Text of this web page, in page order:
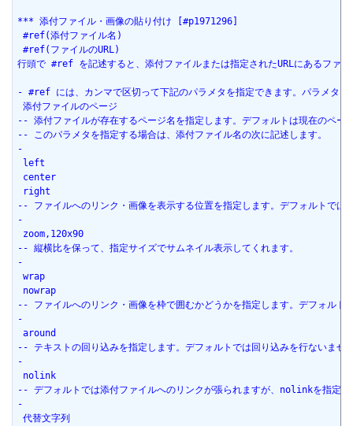
*** 添付ファイル・画像の貼り付け [#p1971296]
#ref(添付ファイル名)
#ref(ファイルのURL)
行頭で #ref を記述すると、添付ファイルまたは指定されたURLにあるファ
- #ref には、カンマで区切って下記のパラメタを指定できます。パラメタを
添付ファイルのページ
-- 添付ファイルが存在するページ名を指定します。デフォルトは現在のペー
-- このパラメタを指定する場合は、添付ファイル名の次に記述します。
-
left
center
right
-- ファイルへのリンク・画像を表示する位置を指定します。デフォルトでは
-
zoom,120x90
-- 縦横比を保って、指定サイズでサムネイル表示してくれます。
-
wrap
nowrap
-- ファイルへのリンク・画像を枠で囲むかどうかを指定します。デフォルト
-
around
-- テキストの回り込みを指定します。デフォルトでは回り込みを行ないませ
-
nolink
-- デフォルトでは添付ファイルへのリンクが張られますが、nolinkを指定す
-
代替文字列